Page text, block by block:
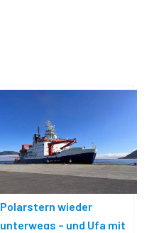
Polarstern wieder
unterwegs – und Ufa mit